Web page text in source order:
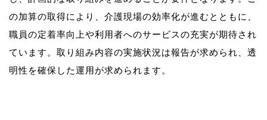
の加算の取得により、介護現場の効率化が進むとともに、
職員の定着率向上や利用者へのサービスの充実が期待され
ています。取り組み内容の実施状況は報告が求められ、透